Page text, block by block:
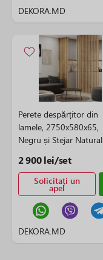
DEKORA.MD
Perete despărțitor din
lamele, 2750x580x65,
Negru și Stejar Natural
2 900 lei/set
Solicitați un
apel
DEKORA.MD